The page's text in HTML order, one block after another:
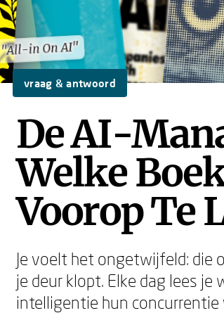
"All-in On AI"
"All-in On AI"
vraag & antwoord
De AI-
Welke
Voorop Te
Je voelt het ongetwijfeld: die
je deur klopt. Elke dag lees
intelligentie hun